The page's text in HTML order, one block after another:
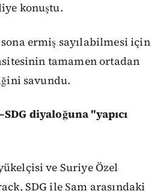
konuştu.
sona ermiş sayılabilmesi için
tamamen ortadan
savundu.
diyaloğuna "yapıcı
ve Suriye Özel
SDG ile Şam arasındaki